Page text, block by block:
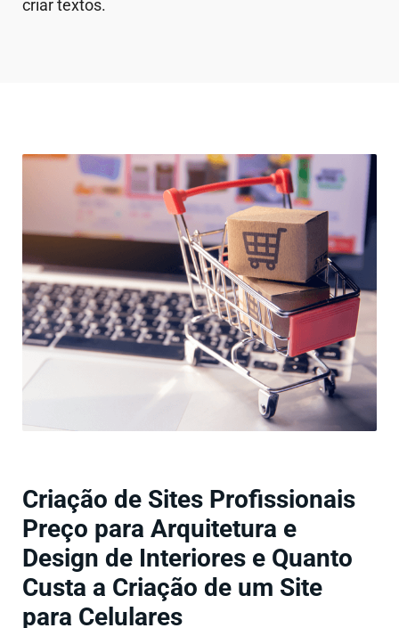
criar textos.
Criação de Sites Profissionais
Preço para Arquitetura e
Design de Interiores e Quanto
Custa a Criação de um Site
para Celulares